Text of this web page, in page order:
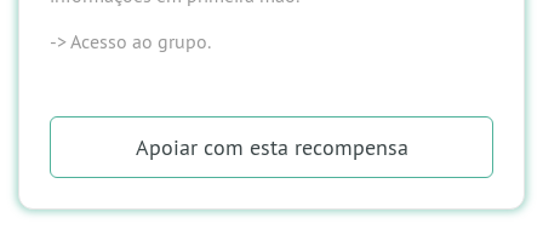
-> Acesso ao grupo.
Apoiarcom esta recompensa